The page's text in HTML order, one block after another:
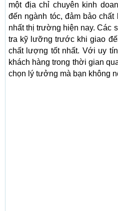
một địa chỉ chuyên kinh
đến ngành tóc, đảm bảo
nhất thị trường hiện nay. Các
tra kỹ lưỡng trước khi giao
chất lượng tốt nhất. Với uy
khách hàng trong thời gian
chọn lý tưởng mà bạn không